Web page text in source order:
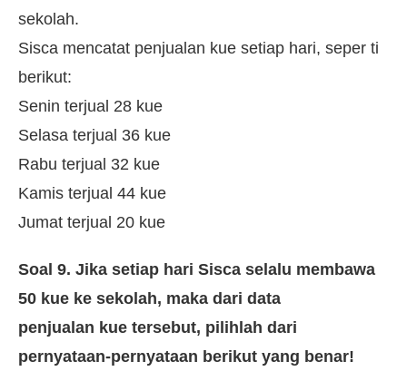
sekolah.
Sisca mencatat penjualan kue setiap hari, seper ti
berikut:
Senin terjual 28 kue
Selasa terjual 36 kue
Rabu terjual 32 kue
Kamis terjual 44 kue
Jumat terjual 20 kue
Soal 9. Jika setiap hari Sisca selalu membawa
50 kue ke sekolah, maka dari data
penjualan kue tersebut, pilihlah dari
pernyataan-pernyataan berikut yang benar!